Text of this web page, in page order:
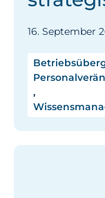
16. September
,